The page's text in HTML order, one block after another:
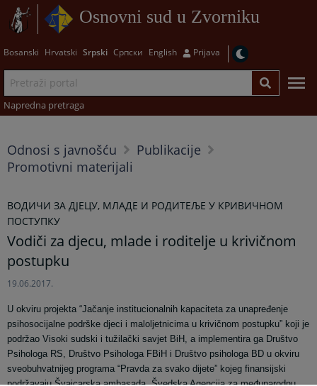
Osnovni sud u Zvorniku
Bosanski Hrvatski Srpski Српски English Prijava
Napredna pretraga
Odnosi s javnošću
Publikacije
Promotivni materijali
ВОДИЧИ ЗА ДЈЕЦУ, МЛАДЕ И РОДИТЕЉЕ У КРИВИЧНОМ
ПОСТУПКУ
Vodiči za djecu, mlade i roditelje u krivičnom
postupku
19.06.2017.
U okviru projekta “Jačanje institucionalnih kapaciteta za unapređenje
psihosocijalne podrške djeci i maloljetnicima u krivičnom postupku” koji je
podržao Visoki sudski i tužilački savjet BiH, a implementira ga Društvo
Psihologa RS, Društvo Psihologa FBiH i Društvo psihologa BD u okviru
sveobuhvatnijeg programa “Pravda za svako dijete” kojeg finansijski
podržavaju Švajcarska ambasada, Švedska Agencija za međunarodnu